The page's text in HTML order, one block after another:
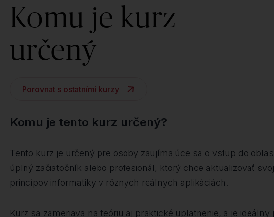
Komu je kurz
určený
Porovnat s ostatními kurzy
Komu je tento kurz určený?
Tento kurz je určený pre osoby zaujímajúce sa o vstup do
úplný začiatočník alebo profesionál, ktorý chce aktualizovať
princípov informatiky v rôznych reálnych aplikáciách.
Kurz sa zameriava na teóriu aj praktické uplatnenie, a je